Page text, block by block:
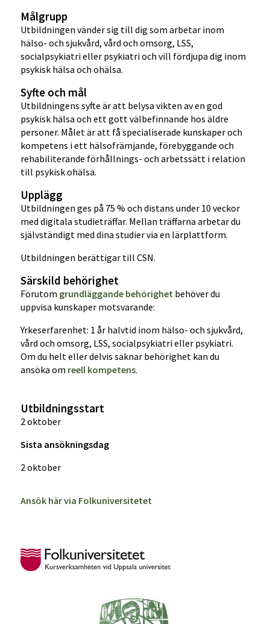
Målgrupp
Utbildningen vänder sig till dig som arbetar inom
hälso- och sjukvård, vård och omsorg, LSS,
socialpsykiatri eller psykiatri och vill fördjupa dig inom
psykisk hälsa och ohälsa.
Syfte och mål
Utbildningens syfte är att belysa vikten av en god
psykisk hälsa och ett gott välbefinnande hos äldre
personer. Målet är att få specialiserade kunskaper och
kompetens i ett hälsofrämjande, förebyggande och
rehabiliterande förhållnings- och arbetssätt i relation
till psykisk ohälsa.
Upplägg
Utbildningen ges på 75 % och distans under 10 veckor
med digitala studieträffar. Mellan träffarna arbetar du
självständigt med dina studier via en lärplattform.
Utbildningen berättigar till CSN.
Särskild behörighet
Förutom grundläggande behörighet behöver du
uppvisa kunskaper motsvarande:
Yrkeserfarenhet: 1 år halvtid inom hälso- och sjukvård,
vård och omsorg, LSS, socialpsykiatri eller psykiatri.
Om du helt eller delvis saknar behörighet kan du
ansöka om reell kompetens.
Utbildningsstart
2 oktober
Sista ansökningsdag
2 oktober
Ansök här via Folkuniversitetet